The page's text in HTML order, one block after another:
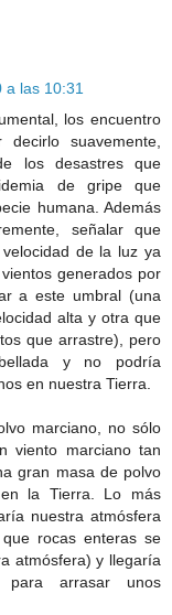
a las 10:31
los encuentro
suavemente,
los desastres que
de gripe que
humana. Además
señalar que
de la luz ya
generados por
a este umbral (una
alta y otra que
que arrastre), pero
y no podría
en nuestra Tierra.
marciano, no sólo
viento marciano tan
gran masa de polvo
la Tierra. Lo más
nuestra atmósfera
rocas enteras se
atmósfera) y llegaría
arrasar unos